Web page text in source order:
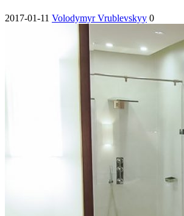
2017-01-11 Volodymyr Vrublevskyy 0